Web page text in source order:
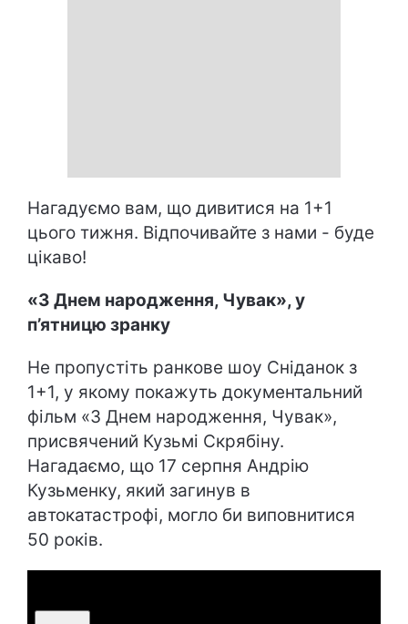
Нагадуємо вам, що дивитися на 1+1
цього тижня. Відпочивайте з нами - буде
цікаво!
«З Днем народження, Чувак», у
п’ятницю зранку
Не пропустіть ранкове шоу Сніданок з
1+1, у якому покажуть документальний
фільм «З Днем народження, Чувак»,
присвячений Кузьмі Скрябіну.
Нагадаємо, що 17 серпня Андрію
Кузьменку, який загинув в
автокатастрофі, могло би виповнитися
50 років.